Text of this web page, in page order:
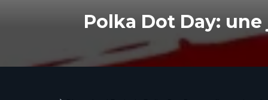
Polka Dot Day: